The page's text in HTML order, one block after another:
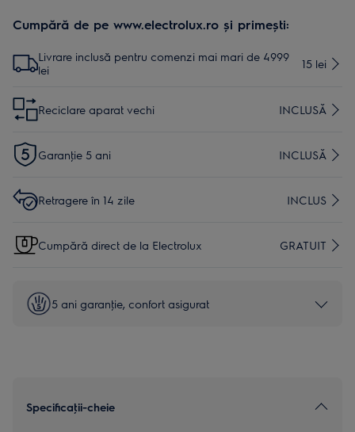
Cumpără de pe www.electrolux.ro și primești:
Livrare inclusă pentru comenzi mai mari de 4999
lei
15 lei
Reciclare aparat vechi INCLUSĂ
Garanţie 5 ani INCLUSĂ
Retragere în 14 zile INCLUS
Cumpără direct de la Electrolux GRATUIT
5 ani garanţie, confort asigurat
Specificaţii-cheie